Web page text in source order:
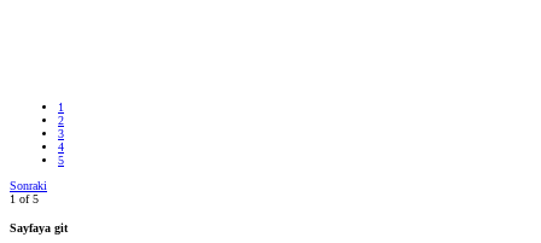
1
2
3
4
5
Sonraki
1 of 5
Sayfaya git